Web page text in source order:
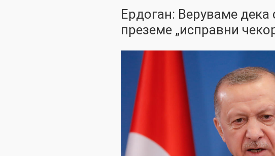
Ердоган: Веруваме дека
преземе „исправни